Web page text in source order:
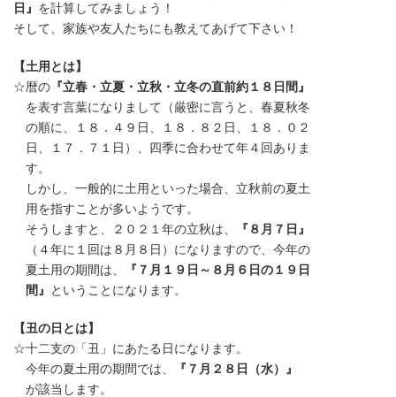
日』 を計算してみましょう！
そして、家族や友人たちにも教えてあげて下さい！
【土用とは】
☆暦の 『立春・立夏・立秋・立冬の直前約１８日間』
を表す言葉になりまして（厳密に言うと、春夏秋冬
の順に、１８．４９日、１８．８２日、１８．０２
日、１７．７１日）、四季に合わせて年４回ありま
す。
しかし、一般的に土用といった場合、立秋前の夏土
用を指すことが多いようです。
そうしますと、２０２１年の立秋は、
『８月７日』
（４年に１回は８月８日）になりますので、今年の
夏土用の期間は、
『７月１９日～８月６日の１９日
間』
ということになります。
【丑の日とは】
☆十二支の「丑」にあたる日になります。
今年の夏土用の期間では、
『７月２８日（水）』
が該当します。